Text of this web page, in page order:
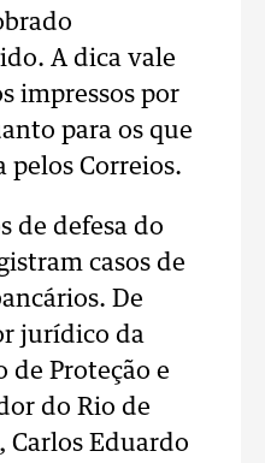
A dica vale
impressos por
para os que
pelos Correios.
de defesa do
casos de
De
jurídico da
de Proteção e
do Rio de
Carlos Eduardo